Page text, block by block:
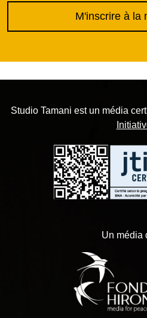
M'inscrire à la
Studio Tamani est un média
Un média